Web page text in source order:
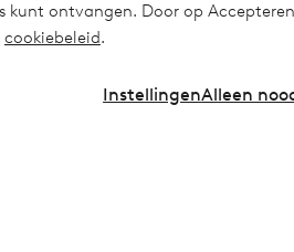
ontvangen. Door op
cookiebeleid.
Alleen
Instellingen